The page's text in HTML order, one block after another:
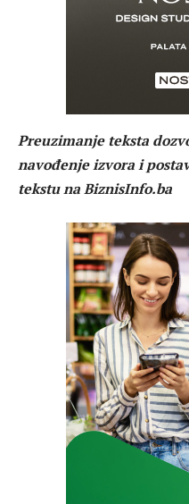
Preuzimanje teksta
navođenje izvora i
tekstu na BiznisInfo.ba